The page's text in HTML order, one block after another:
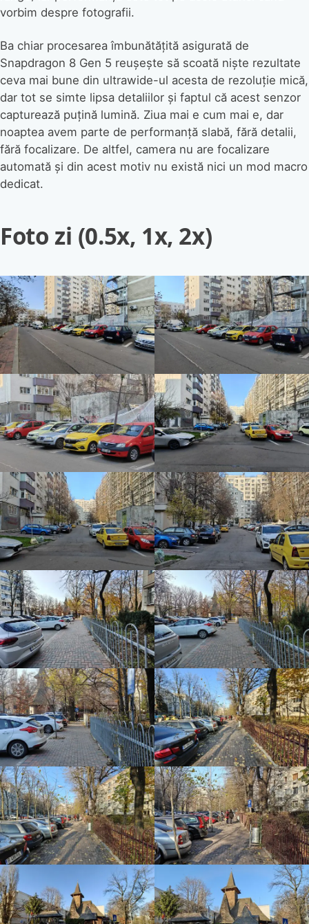
vorbim despre fotografii.
Ba chiar procesarea îmbunătățită asigurată de
Snapdragon 8 Gen 5 reușește să scoată niște rezultate
ceva mai bune din ultrawide-ul acesta de rezoluție mică,
dar tot se simte lipsa detaliilor și faptul că acest senzor
capturează puțină lumină. Ziua mai e cum mai e, dar
noaptea avem parte de performanță slabă, fără detalii,
fără focalizare. De altfel, camera nu are focalizare
automată și din acest motiv nu există nici un mod macro
dedicat.
Foto zi (0.5x, 1x, 2x)